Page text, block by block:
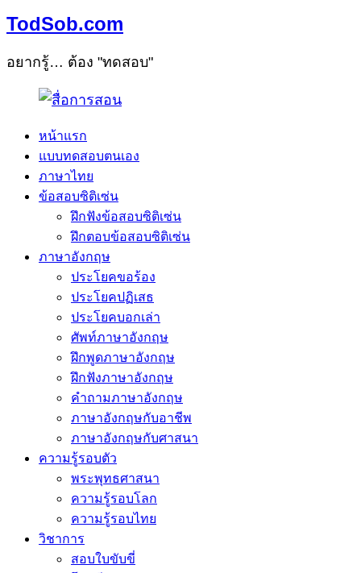
TodSob.com
อยากรู้… ต้อง "ทดสอบ"
หน้าแรก
แบบทดสอบตนเอง
ภาษาไทย
ข้อสอบซิติเซ่น
ฝึกฟังข้อสอบซิติเซ่น
ฝึกตอบข้อสอบซิติเซ่น
ภาษาอังกฤษ
ประโยคขอร้อง
ประโยคปฏิเสธ
ประโยคบอกเล่า
ศัพท์ภาษาอังกฤษ
ฝึกพูดภาษาอังกฤษ
ฝึกฟังภาษาอังกฤษ
คำถามภาษาอังกฤษ
ภาษาอังกฤษกับอาชีพ
ภาษาอังกฤษกับศาสนา
ความรู้รอบตัว
พระพุทธศาสนา
ความรู้รอบโลก
ความรู้รอบไทย
วิชาการ
สอบใบขับขี่